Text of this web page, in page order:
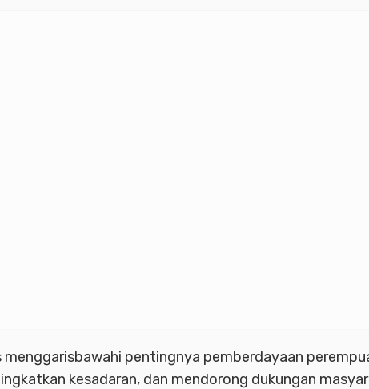
menggarisbawahi pentingnya pemberdayaan
kesadaran, dan mendorong dukungan